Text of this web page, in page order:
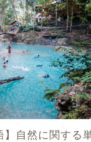
】自然に関する